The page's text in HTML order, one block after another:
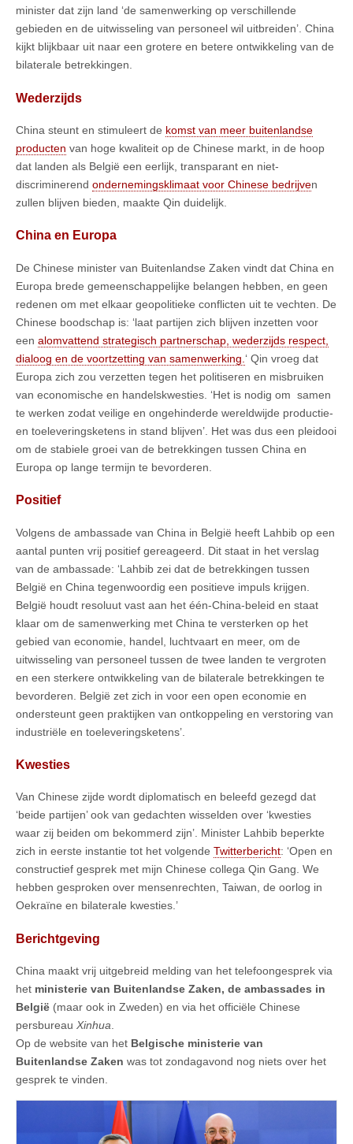
minister dat zijn land ‘de samenwerking op verschillende
gebieden en de uitwisseling van personeel wil uitbreiden’. China
kijkt blijkbaar uit naar een grotere en betere ontwikkeling van de
bilaterale betrekkingen.
Wederzijds
China steunt en stimuleert de komst van meer buitenlandse
producten van hoge kwaliteit op de Chinese markt, in de hoop
dat landen als België een eerlijk, transparant en niet-
discriminerend ondernemingsklimaat voor Chinese bedrijven
zullen blijven bieden, maakte Qin duidelijk.
China en Europa
De Chinese minister van Buitenlandse Zaken vindt dat China en
Europa brede gemeenschappelijke belangen hebben, en geen
redenen om met elkaar geopolitieke conflicten uit te vechten. De
Chinese boodschap is: ‘laat partijen zich blijven inzetten voor
een alomvattend strategisch partnerschap, wederzijds respect,
dialoog en de voortzetting van samenwerking. ‘ Qin vroeg dat
Europa zich zou verzetten tegen het politiseren en misbruiken
van economische en handelskwesties. ‘Het is nodig om samen
te werken zodat veilige en ongehinderde wereldwijde productie-
en toeleveringsketens in stand blijven’. Het was dus een pleidooi
om de stabiele groei van de betrekkingen tussen China en
Europa op lange termijn te bevorderen.
Positief
Volgens de ambassade van China in België heeft Lahbib op een
aantal punten vrij positief gereageerd. Dit staat in het verslag
van de ambassade: ‘Lahbib zei dat de betrekkingen tussen
België en China tegenwoordig een positieve impuls krijgen.
België houdt resoluut vast aan het één-China-beleid en staat
klaar om de samenwerking met China te versterken op het
gebied van economie, handel, luchtvaart en meer, om de
uitwisseling van personeel tussen de twee landen te vergroten
en een sterkere ontwikkeling van de bilaterale betrekkingen te
bevorderen. België zet zich in voor een open economie en
ondersteunt geen praktijken van ontkoppeling en verstoring van
industriële en toeleveringsketens’.
Kwesties
Van Chinese zijde wordt diplomatisch en beleefd gezegd dat
‘beide partijen’ ook van gedachten wisselden over ‘kwesties
waar zij beiden om bekommerd zijn’. Minister Lahbib beperkte
zich in eerste instantie tot het volgende Twitterbericht: ‘Open en
constructief gesprek met mijn Chinese collega Qin Gang. We
hebben gesproken over mensenrechten, Taiwan, de oorlog in
Oekraïne en bilaterale kwesties.’
Berichtgeving
China maakt vrij uitgebreid melding van het telefoongesprek via
het ministerie van Buitenlandse Zaken, de ambassades in
België (maar ook in Zweden) en via het officiële Chinese
persbureau Xinhua
Op de website van het Belgische ministerie van
Buitenlandse Zaken was tot zondagavond nog niets over het
gesprek te vinden.